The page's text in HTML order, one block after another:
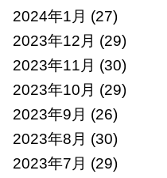
2024年1月 (27)
2023年12月 (29)
2023年11月 (30)
2023年10月 (29)
2023年9月 (26)
2023年8月 (30)
2023年7月 (29)